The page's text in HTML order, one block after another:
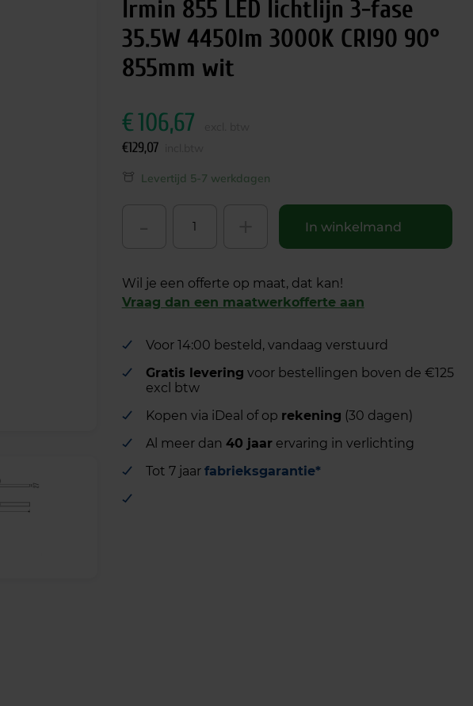
Irmin 855 LED lichtlijn 3-fase
35.5W 4450lm 3000K CRI90 90°
855mm wit
€106,67
€129,07
Levertijd 5-7 werkdagen
In winkelmand
Wil je een offerte op maat, dat kan!
Vraag dan een maatwerkofferte aan
Voor 14:00 besteld, vandaag verstuurd
Gratis levering voor bestellingen boven de €125
excl btw
Kopen via iDeal of op rekening (30 dagen)
Al meer dan 40 jaarervaring in verlichting
Tot 7 jaar fabrieksgarantie*